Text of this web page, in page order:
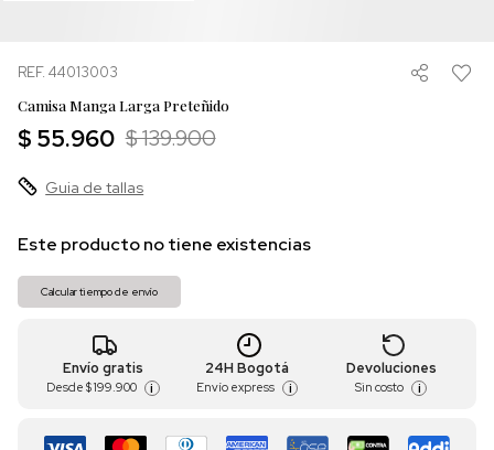
REF. 44013003
Camisa Manga Larga Preteñido
$ 55.960 $ 139.900
Guia de tallas
Este producto no tiene existencias
Calcular tiempo de envío
Envío gratis
Desde $ 199.900 i
24H Bogotá
Envío express i
Devoluciones
Sin costo i